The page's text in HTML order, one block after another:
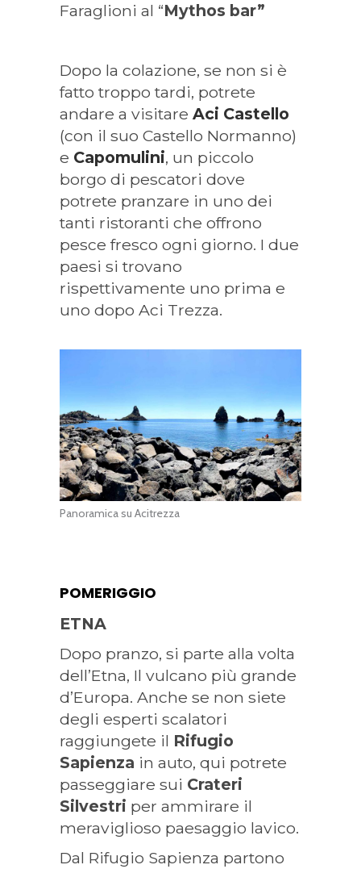
Faraglioni al “Mythos bar”
Dopo la colazione, se non si è
fatto troppo tardi, potrete
andare a visitare Aci Castello
(con il suo Castello Normanno)
e Capomulini, un piccolo
borgo di pescatori dove
potrete pranzare in uno dei
tanti ristoranti che offrono
pesce fresco ogni giorno. I due
paesi si trovano
rispettivamente uno prima e
uno dopo Aci Trezza.
Panoramica su Acitrezza
POMERIGGIO
ETNA
Dopo pranzo, si parte alla volta
dell’Etna, Il vulcano più grande
d’Europa. Anche se non siete
degli esperti scalatori
raggiungete il Rifugio
Sapienza in auto, qui potrete
passeggiare sui Crateri
Silvestri per ammirare il
meraviglioso paesaggio lavico.
Dal Rifugio Sapienza partono